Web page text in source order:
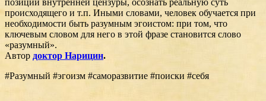
происходящего и т.п. Иными словами, человек обучается при
необходимости быть разумным эгоистом: при том, что
ключевым словом для него в этой фразе становится слово
«разумный».
Автор доктор Нарицин.
#Разумный #эгоизм #саморазвитие #поиски #себя